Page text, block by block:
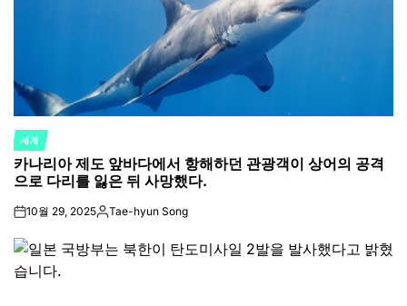
POSTED
IN
세계
카나리아 제도 앞바다에서 항해하던 관광객이 상어의 공격
으로 다리를 잃은 뒤 사망했다.
on10월 29, 2025Posted
Tae-hyun Song